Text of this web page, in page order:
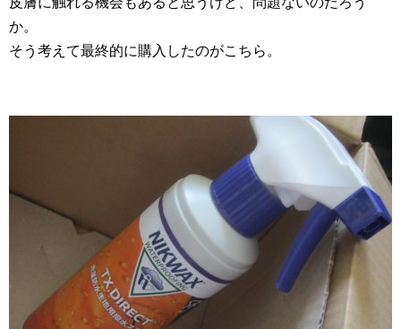
か。
そう考えて最終的に購入したのがこちら。